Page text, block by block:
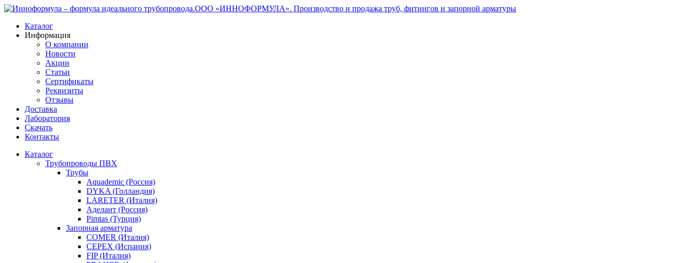
ООО «ИННОФОРМУЛА». Производство и продажа труб, фитингов и запорной арматуры
Каталог
Информация
О компании
Новости
Акции
Статьи
Сертификаты
Реквизиты
Отзывы
Доставка
Лаборатория
Скачать
Контакты
Каталог
Трубопроводы ПВХ
Трубы
Aquademic (Россия)
DYKA (Голландия)
LARETER (Италия)
Аделант (Россия)
Pimtas (Турция)
Запорная арматура
COMER (Италия)
CEPEX (Испания)
FIP (Италия)